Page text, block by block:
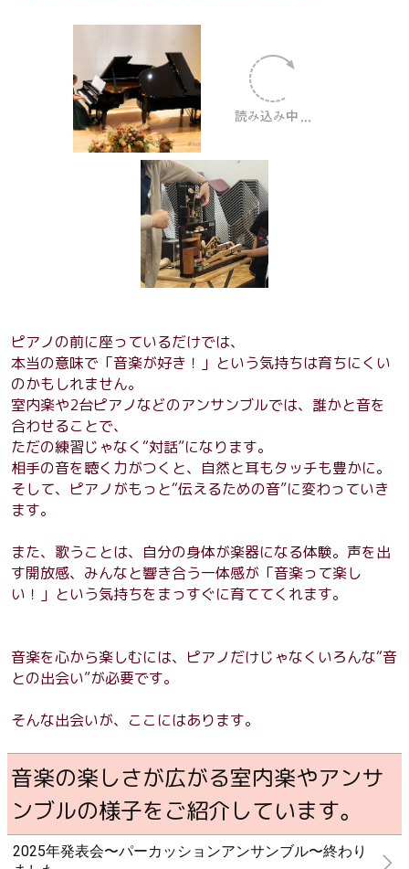
ピアノの前に座っているだけでは、
本当の意味で「音楽が好き！」という気持ちは育ちにくい
のかもしれません。
室内楽や2台ピアノなどのアンサンブルでは、誰かと音を
合わせることで、
ただの練習じゃなく“対話”になります。
相手の音を聴く力がつくと、自然と耳もタッチも豊かに。
そして、ピアノがもっと“伝えるための音”に変わっていき
ます。
また、歌うことは、自分の身体が楽器になる体験。声を出
す開放感、みんなと響き合う一体感が「音楽って楽し
い！」という気持ちをまっすぐに育ててくれます。
音楽を心から楽しむには、ピアノだけじゃなくいろんな“音
との出会い”が必要です。
そんな出会いが、ここにはあります。
音楽の楽しさが広がる室内楽やアンサ
ンブルの様子をご紹介しています。
2025年発表会〜パーカッションアンサンブル〜終わり